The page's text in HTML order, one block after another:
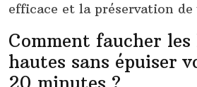
efficace et la préservation
Comment faucher les
hautes sans épuiser